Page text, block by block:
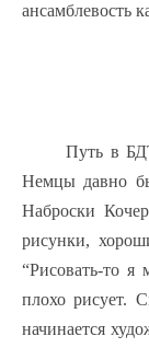
ансамблевость
Путь в
Немцы давно
Наброски
рисунки,
“Рисовать-то я
плохо рисует.
начинается